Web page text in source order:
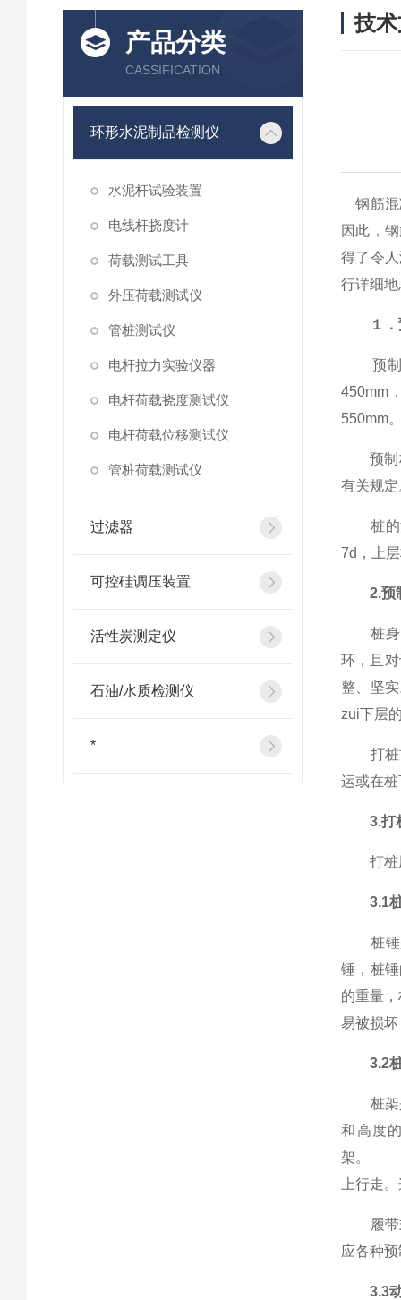
产品分类
CASSIFICATION
环形水泥制品检测仪
水泥杆试验装置
电线杆挠度计
荷载测试工具
外压荷载测试仪
管桩测试仪
电杆拉力实验仪器
电杆荷载挠度测试仪
电杆荷载位移测试仪
管桩荷载测试仪
过滤器
可控硅调压装置
活性炭测定仪
石油/水质检测仪
*
技
钢筋混
因此，
得了令
行详细
１
预制桩
450mm
预制桩
有关
桩的混
7d，上
2.预
桩身强
环，且
整、坚
zui下层
打桩前
运或在
3.打
打桩
3.1
桩锤是
锤，桩
的重量
易被损
3.2
桩架是
和高度
架。 多
上行走
履带式
应各种
3.3